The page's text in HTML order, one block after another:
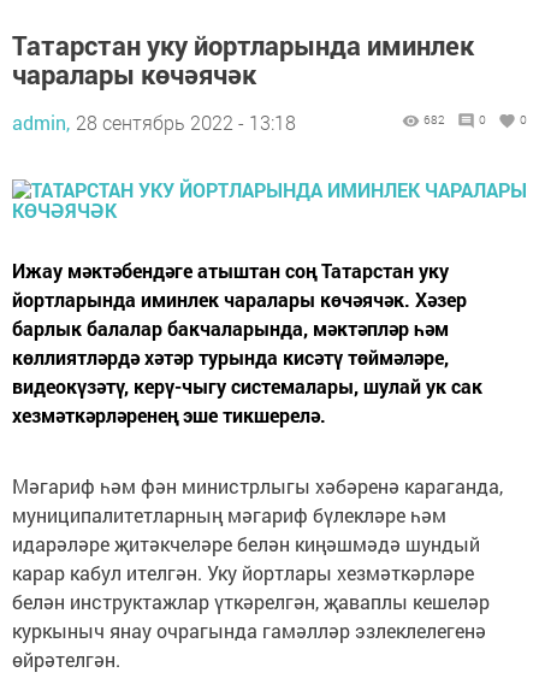
Татарстан уку йортларында иминлек
чаралары көчәячәк
admin, 28 сентябрь 2022 - 13:18 682 0 0
Ижау мәктәбендәге атыштан соң Татарстан уку
йортларында иминлек чаралары көчәячәк. Хәзер
барлык балалар бакчаларында, мәктәпләр һәм
көллиятләрдә хәтәр турында кисәтү төймәләре,
видеокүзәтү, керү-чыгу системалары, шулай ук сак
хезмәткәрләренең эше тикшерелә.
Мәгариф һәм фән министрлыгы хәбәренә караганда,
муниципалитетларның мәгариф бүлекләре һәм
идарәләре җитәкчеләре белән киңәшмәдә шундый
карар кабул ителгән. Уку йортлары хезмәткәрләре
белән инструктажлар үткәрелгән, җаваплы кешеләр
куркыныч янау очрагында гамәлләр эзлеклелегенә
өйрәтелгән.